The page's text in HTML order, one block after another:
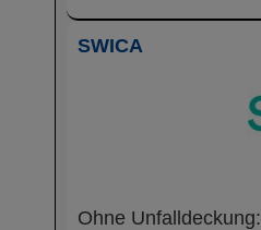
SWICA
Ohne Unfalldeckung: